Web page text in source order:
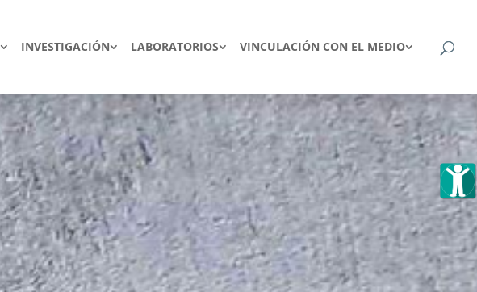
INVESTIGACIÓN LABORATORIOS VINCULACIÓN CON EL MEDIO